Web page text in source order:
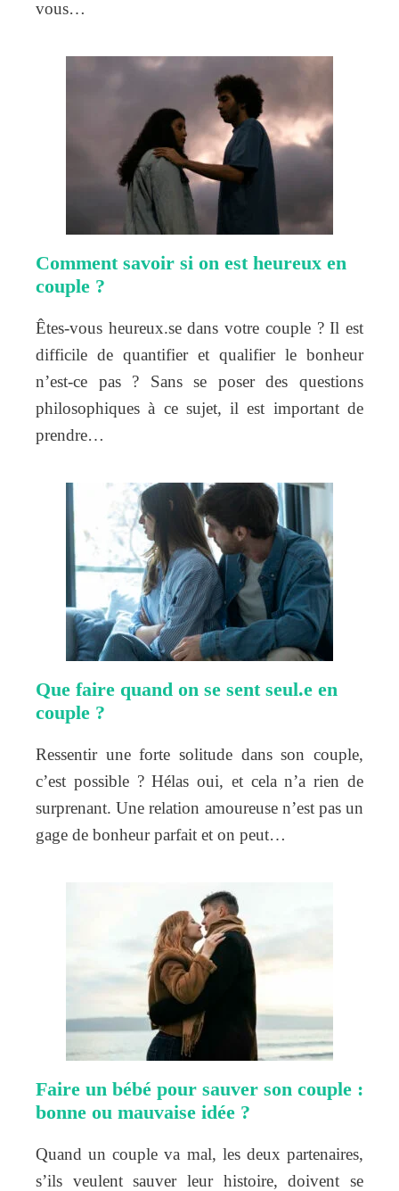
vous…
Comment savoir si on est heureux en
couple ?
Êtes-vous heureux.se dans votre couple ? Il est
difficile de quantifier et qualifier le bonheur
n’est-ce pas ? Sans se poser des questions
philosophiques à ce sujet, il est important de
prendre…
Que faire quand on se sent seul.e en
couple ?
Ressentir une forte solitude dans son couple,
c’est possible ? Hélas oui, et cela n’a rien de
surprenant. Une relation amoureuse n’est pas un
gage de bonheur parfait et on peut…
Faire un bébé pour sauver son couple :
bonne ou mauvaise idée ?
Quand un couple va mal, les deux partenaires,
s’ils veulent sauver leur histoire, doivent se